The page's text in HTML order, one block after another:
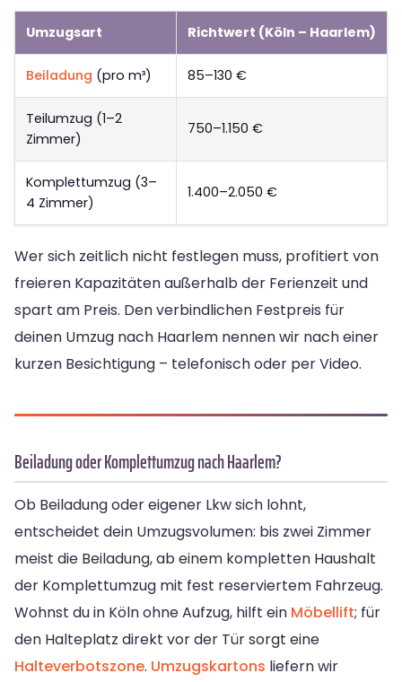
Umzugsart Richtwert (Köln – Haarlem)
Beiladung (pro m³) 85–130 €
Teilumzug (1–2
Zimmer)
750–1.150 €
Komplettumzug (3–
4 Zimmer)
1.400–2.050 €
Wer sich zeitlich nicht festlegen muss, profitiert von
freieren Kapazitäten außerhalb der Ferienzeit und
spart am Preis. Den verbindlichen Festpreis für
deinen Umzug nach Haarlem nennen wir nach einer
kurzen Besichtigung – telefonisch oder per Video.
Beiladung oder Komplettumzug nach Haarlem?
Ob Beiladung oder eigener Lkw sich lohnt,
entscheidet dein Umzugsvolumen: bis zwei Zimmer
meist die Beiladung, ab einem kompletten Haushalt
der Komplettumzug mit fest reserviertem Fahrzeug.
Wohnst du in Köln ohne Aufzug, hilft ein Möbellift; für
den Halteplatz direkt vor der Tür sorgt eine
Halteverbotszone. Umzugskartons liefern wir